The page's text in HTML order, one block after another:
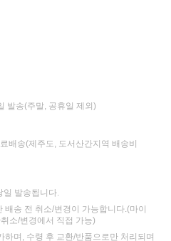
발송(주말, 공휴일 제외)
배송(제주도, 도서산간지역 배송비
발송됩니다.
송 전 취소/변경이 가능합니다.(마이
소/변경에서 직접 가능)
며, 수령 후 교환/반품으로만 처리되며